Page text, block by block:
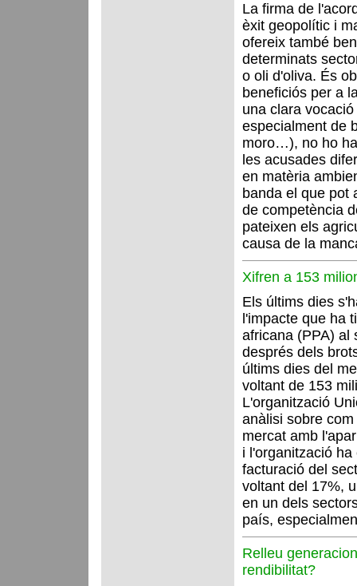
La firma de
èxit geopolític i
ofereix també
determinats
o oli d'oliva. És
beneficiós per a
una clara
especialment de
moro…), no ho
les acusades
en matèria
banda el que pot
de competència
pateixen els
causa de la
Xifren a 153
Els últims dies
l'impacte que ha
africana (PPA) al
després dels
últims dies del
voltant de 153
L'organització
anàlisi sobre
mercat amb
i l'organització
facturació del
voltant del 17%,
en un dels
país,
Relleu
rendibilitat?